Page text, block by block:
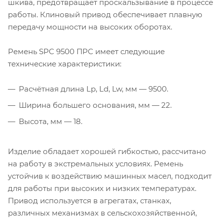
шкива, предотвращает проскальзывание в процессе
работы. Клиновый привод обеспечивает плавную
передачу мощности на высоких оборотах.
Ремень SPC 9500 ПРС имеет следующие
технические характеристики:
Расчётная длина Lp, Ld, Lw, мм — 9500.
Ширина большего основания, мм — 22.
Высота, мм — 18.
Изделие обладает хорошей гибкостью, рассчитано
на работу в экстремальных условиях. Ремень
устойчив к воздействию машинных масел, подходит
для работы при высоких и низких температурах.
Привод используется в агрегатах, станках,
различных механизмах в сельскохозяйственной,